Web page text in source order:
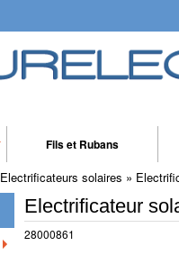
Fils et Rubans
Electrificateurs solaires »
Electrificateur
28000861